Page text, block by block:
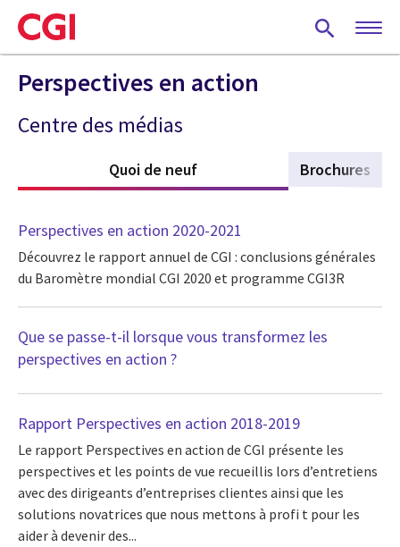
Skip
to
main
content
Perspectives en action
Centre des médias
Quoi de neuf Brochures
Perspectives en action 2020-2021
Découvrez le rapport annuel de CGI : conclusions générales
du Baromètre mondial CGI 2020 et programme CGI3R
Que se passe-t-il lorsque vous transformez les
perspectives en action ?
Rapport Perspectives en action 2018-2019
Le rapport Perspectives en action de CGI présente les
perspectives et les points de vue recueillis lors d’entretiens
avec des dirigeants d’entreprises clientes ainsi que les
solutions novatrices que nous mettons à profi t pour les
aider à devenir des...